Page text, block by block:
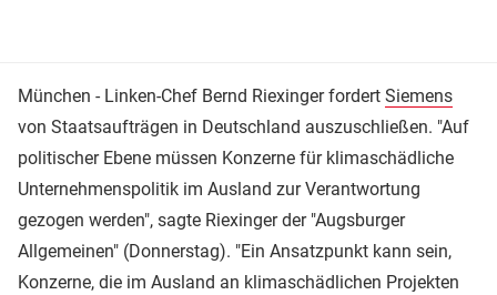
München - Linken-Chef Bernd Riexinger fordert Siemens
von Staatsaufträgen in Deutschland auszuschließen. "Auf
politischer Ebene müssen Konzerne für klimaschädliche
Unternehmenspolitik im Ausland zur Verantwortung
gezogen werden", sagte Riexinger der "Augsburger
Allgemeinen" (Donnerstag). "Ein Ansatzpunkt kann sein,
Konzerne, die im Ausland an klimaschädlichen Projekten